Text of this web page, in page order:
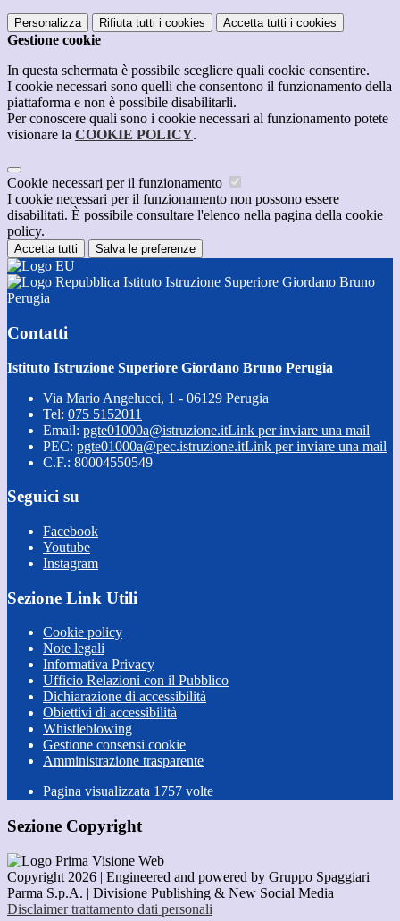
Personalizza Rifiuta tutti i cookies Accetta tutti i cookies
Gestione cookie
In questa schermata è possibile scegliere quali cookie consentire.
I cookie necessari sono quelli che consentono il funzionamento della
piattaforma e non è possibile disabilitarli.
Per conoscere quali sono i cookie necessari al funzionamento potete
visionare la COOKIE POLICY.
Cookie necessari per il funzionamento
I cookie necessari per il funzionamento non possono essere
disabilitati. È possibile consultare l'elenco nella pagina della cookie
policy.
Accetta tutti Salva le preferenze
Istituto Istruzione Superiore Giordano Bruno
Perugia
Contatti
Istituto Istruzione Superiore Giordano Bruno Perugia
Via Mario Angelucci, 1 - 06129 Perugia
Tel: 075 5152011
Email: pgte01000a@istruzione.itLink per inviare una mail
PEC: pgte01000a@pec.istruzione.itLink per inviare una mail
C.F.: 80004550549
Seguici su
Facebook
Youtube
Instagram
Sezione Link Utili
Cookie policy
Note legali
Informativa Privacy
Ufficio Relazioni con il Pubblico
Dichiarazione di accessibilità
Obiettivi di accessibilità
Whistleblowing
Gestione consensi cookie
Amministrazione trasparente
Pagina visualizzata 1757 volte
Sezione Copyright
Copyright 2026 | Engineered and powered by Gruppo Spaggiari
Parma S.p.A. | Divisione Publishing & New Social Media
Disclaimer trattamento dati personali